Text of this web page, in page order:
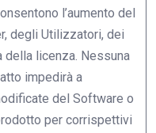
l’aumento del
degli Utilizzatori, dei
della licenza. Nessuna
impedirà a
del Software o
per corrispettivi